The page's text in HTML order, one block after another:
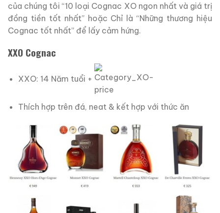
của chúng tôi “10 loại Cognac XO ngon nhất và giá trị
đồng tiền tốt nhất” hoặc Chỉ là “Những thương hiệu
Cognac tốt nhất” để lấy cảm hứng.
XXO Cognac
XXO: 14 Năm tuổi +
Thích hợp trên đá, neat & kết hợp với thức ăn